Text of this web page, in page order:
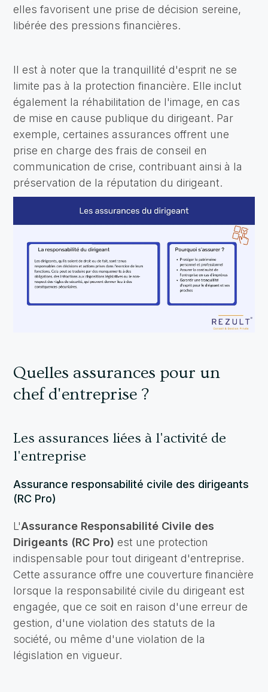
elles favorisent une prise de décision sereine,
libérée des pressions financières.
Il est à noter que la tranquillité d'esprit ne se
limite pas à la protection financière. Elle inclut
également la réhabilitation de l'image, en cas
de mise en cause publique du dirigeant. Par
exemple, certaines assurances offrent une
prise en charge des frais de conseil en
communication de crise, contribuant ainsi à la
préservation de la réputation du dirigeant.
Quelles assurances pour un
chef d'entreprise ?
Les assurances liées à l'activité de
l'entreprise
Assurance responsabilité civile des dirigeants
(RC Pro)
L'Assurance Responsabilité Civile des
Dirigeants (RC Pro) est une protection
indispensable pour tout dirigeant d'entreprise.
Cette assurance offre une couverture financière
lorsque la responsabilité civile du dirigeant est
engagée, que ce soit en raison d'une erreur de
gestion, d'une violation des statuts de la
société, ou même d'une violation de la
législation en vigueur.